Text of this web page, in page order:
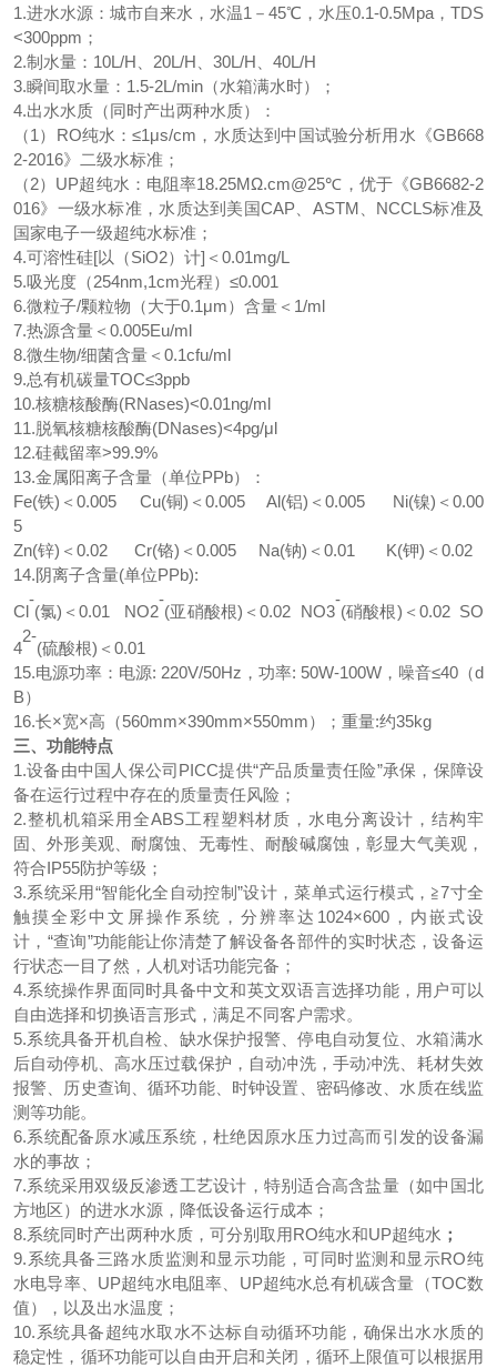
1.进水水源：城市自来水，水温1－45℃，水压0.1-0.5Mpa，TDS
<300ppm；
2.制水量：10L/H、20L/H
30L/H
40L/H
3.瞬间取水量：1.5-2L/min（水箱满水时）；
4.出水水质（同时产出两种水质）：
（1）RO纯水：≤1μs/cm，水质达到中国试验分析用水《GB668
2-2016》二级水标准；
（2）UP超纯水：电阻率18.25MΩ.cm@25℃，优于《GB6682-2
016》一级水标准，水质达到美国CAP、ASTM、NCCLS标准及
国家电子一级超纯水标准；
4.可溶性硅[以（SiO2）计]＜0.01mg/L
5.吸光度（254nm,1cm光程）≤0.001
6.微粒子/颗粒物（大于0.1μm）含量＜1/ml
7.热源含量＜0.005Eu/ml
8.微生物/细菌含量＜0.1cfu/ml
9.总有机碳量TOC≤3ppb
10.核糖核酸酶(RNases)<0.01ng/ml
11.脱氧核糖核酸酶(DNases)<4pg/μl
12.硅截留率>99.9%
13.金属阳离子含量（单位PPb）：
Fe(铁)＜0.005 Cu(铜)＜0.005 Al(铝)＜0.005 Ni(镍)＜0.00
5
Zn(锌)＜0.02 Cr(铬)＜0.005 Na(钠)＜0.01 K(钾)＜0.02
14.阴离子含量(单位PPb):
Cl
-
(氯)＜0.01 NO2
-
(亚硝酸根)＜0.02 NO3
-
(硝酸根)＜0.02 SO
4
2-
(硫酸根)＜0.01
15.电源功率：电源: 220V/50Hz，功率: 50W-100W，噪音≤40（d
B）
16.长×宽×高（560mm×390mm×550mm）；重量:约35kg
三、功能特点
1.设备由中国人保公司PICC提供“产品质量责任险”承保，保障设
备在运行过程中存在的质量责任风险；
2.整机机箱采用全ABS工程塑料材质，水电分离设计，结构牢
固、外形美观、耐腐蚀、无毒性
耐酸碱腐蚀，彰显大气美观，
符合IP55防护等级；
3.系统采用“智能化全自动控制”设计，菜单式运行模式，≧7寸全
触摸全彩中文屏操作系统，分辨率达1024×600，内嵌式设
计， “查询”功能能让你清楚了解设备各部件的实时状态，设备运
行状态一目了然，人机对话功能完备；
4.系统操作界面同时具备中文和英文双语言选择功能，用户可以
自由选择和切换语言形式，满足不同客户需求。
5.系统具备开机自检、缺水保护报警、停电自动复位、水箱满水
后自动停机、高水压过载保护，自动冲洗，手动冲洗、耗材失效
报警、历史查询、循环功能、时钟设置、密码修改、水质在线监
测等功能。
6.系统配备原水减压系统，杜绝因原水压力过高而引发的设备漏
水的事故；
7.系统采用双级反渗透工艺设计，特别适合高含盐量（如中国北
方地区）的进水水源，降低设备运行成本；
8.系统同时产出两种水质，可分别取用RO纯水和UP超纯水 ；
9.系统具备三路水质监测和显示功能，可同时监测和显示RO纯
水电导率、UP超纯水电阻率、UP超纯水总有机碳含量（TOC数
值），以及出水温度；
10.系统具备超纯水取水不达标自动循环功能，确保出水水质的
稳定性，循环功能可以自由开启和关闭，循环上限值可以根据用